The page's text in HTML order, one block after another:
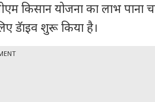
योजना का लाभ पाना
डॅाइव शुरू किया है।